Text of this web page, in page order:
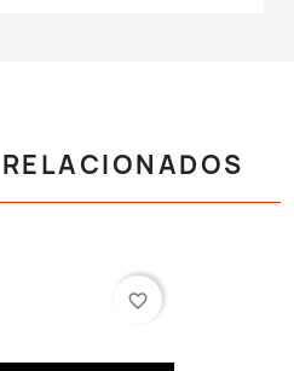
favorite_border